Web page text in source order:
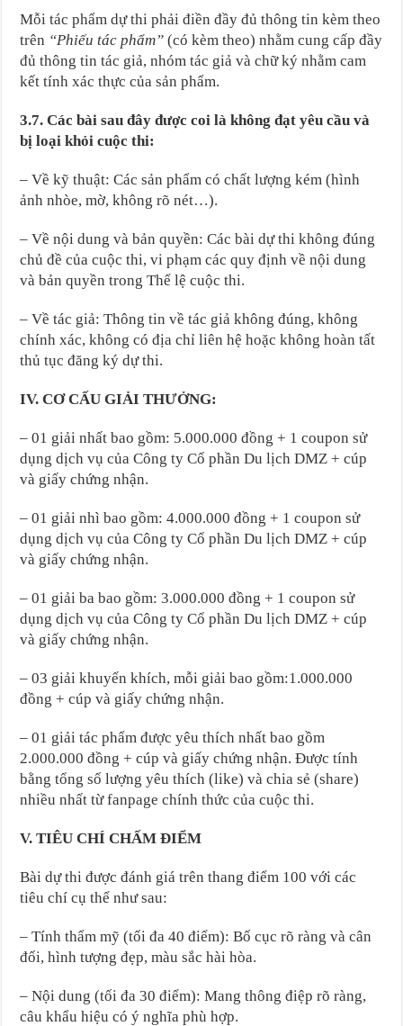
Mỗi tác phẩm dự thi phải điền đầy đủ thông tin kèm theo
trên “Phiếu tác phẩm” (có kèm theo) nhằm cung cấp đầy
đủ thông tin tác giả, nhóm tác giả và chữ ký nhằm cam
kết tính xác thực của sản phẩm.
3.7. Các bài sau đây được coi là không đạt yêu cầu và
bị loại khỏi cuộc thi:
– Về kỹ thuật: Các sản phẩm có chất lượng kém (hình
ảnh nhòe, mờ, không rõ nét…).
– Về nội dung và bản quyền: Các bài dự thi không đúng
chủ đề của cuộc thi, vi phạm các quy định về nội dung
và bản quyền trong Thể lệ cuộc thi.
– Về tác giả: Thông tin về tác giả không đúng, không
chính xác, không có địa chỉ liên hệ hoặc không hoàn tất
thủ tục đăng ký dự thi.
IV. CƠ CẤU GIẢI THƯỞNG:
– 01 giải nhất bao gồm: 5.000.000 đồng + 1 coupon sử
dụng dịch vụ của Công ty Cổ phần Du lịch DMZ + cúp
và giấy chứng nhận.
– 01 giải nhì bao gồm: 4.000.000 đồng + 1 coupon sử
dụng dịch vụ của Công ty Cổ phần Du lịch DMZ + cúp
và giấy chứng nhận.
– 01 giải ba bao gồm: 3.000.000 đồng + 1 coupon sử
dụng dịch vụ của Công ty Cổ phần Du lịch DMZ + cúp
và giấy chứng nhận.
– 03 giải khuyến khích, mỗi giải bao gồm:1.000.000
đồng + cúp và giấy chứng nhận.
– 01 giải tác phẩm được yêu thích nhất bao gồm
2.000.000 đồng + cúp và giấy chứng nhận. Được tính
bằng tổng số lượng yêu thích (like) và chia sẻ (share)
nhiều nhất từ fanpage chính thức của cuộc thi.
V. TIÊU CHÍ CHẤM ĐIỂM
Bài dự thi được đánh giá trên thang điểm 100 với các
tiêu chí cụ thể như sau:
– Tính thẩm mỹ (tối đa 40 điểm): Bố cục rõ ràng và cân
đối, hình tượng đẹp, màu sắc hài hòa.
– Nội dung (tối đa 30 điểm): Mang thông điệp rõ ràng,
câu khẩu hiệu có ý nghĩa phù hợp.